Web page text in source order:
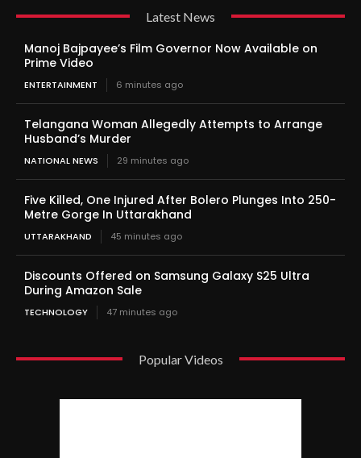
Latest News
Manoj Bajpayee’s Film Governor Now Available on
Prime Video
ENTERTAINMENT 6 minutes ago
Telangana Woman Allegedly Attempts to Arrange
Husband’s Murder
NATIONAL NEWS 29 minutes ago
Five Killed, One Injured After Bolero Plunges Into 250-
Metre Gorge In Uttarakhand
UTTARAKHAND 45 minutes ago
Discounts Offered on Samsung Galaxy S25 Ultra
During Amazon Sale
TECHNOLOGY 47 minutes ago
Popular Videos